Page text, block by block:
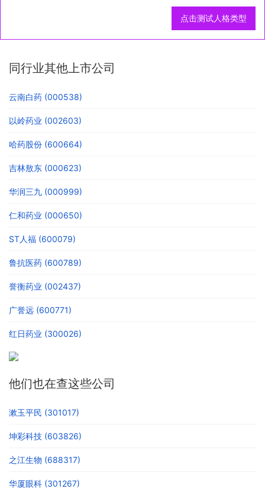
点击测试人格类型
同行业其他上市公司
云南白药 (000538)
以岭药业 (002603)
哈药股份 (600664)
吉林敖东 (000623)
华润三九 (000999)
仁和药业 (000650)
ST人福 (600079)
鲁抗医药 (600789)
誉衡药业 (002437)
广誉远 (600771)
红日药业 (300026)
他们也在查这些公司
漱玉平民 (301017)
坤彩科技 (603826)
之江生物 (688317)
华厦眼科 (301267)